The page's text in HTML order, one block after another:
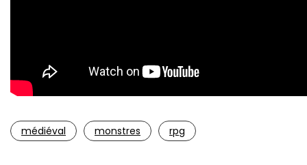
médiéval monstres rpg